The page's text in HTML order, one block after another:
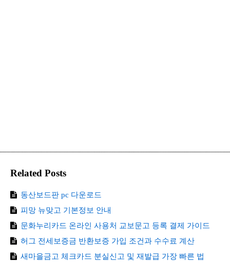
Related Posts
동산보드판 pc 다운로드
피망 뉴맞고 기본정보 안내
문화누리카드 온라인 사용처 교보문고 등록 결제 가이드
허그 전세보증금 반환보증 가입 조건과 수수료 계산
새마을금고 체크카드 분실신고 및 재발급 가장 빠른 법